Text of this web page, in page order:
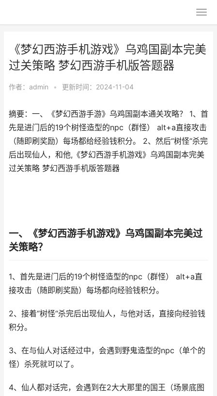
《梦幻西游手机游戏》乌鸡国副本完美
过关策略 梦幻西游手机版答题器
作者： admin • 更新时间：2024-11-04
摘要：一、《梦幻西游手游》乌鸡国副本通关攻略？ 1、首
先是进门后的19个树怪造型的npc（群怪） alt+a直接攻击
（随即刷奖励）每场都给经验钱积分。 2、然后“树怪“杀完
后出现仙人，和他,《梦幻西游手机游戏》乌鸡国副本完美
过关策略 梦幻西游手机版答题器
一、《梦幻西游手机游戏》乌鸡国副本完美过
关策略？
1、首先是进门后的19个树怪造型的npc（群怪） alt+a直
接攻击（随即刷奖励）每场都向经验钱积分。
2、接着“树怪“杀完后出现仙人，与他对话，直接向经验钱
积分。
3、在与仙人对话经过中，会遇到野鬼造型的npc（单个的
怪）杀死就可以了。
4、仙人都对话完，会遇到在2大大那里的国王（场景底图